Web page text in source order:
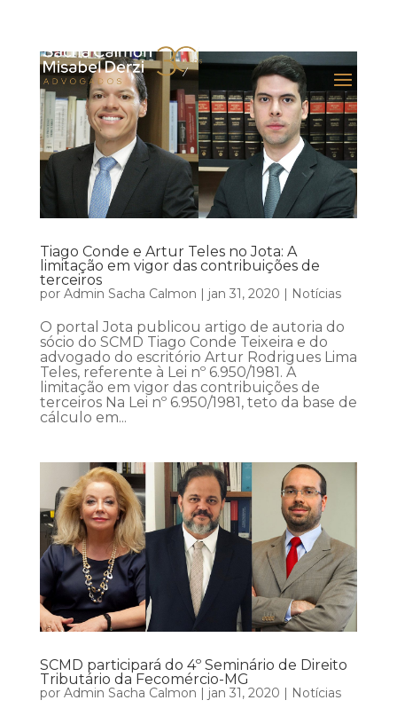
Tiago Conde e Artur Teles no Jota: A
limitação em vigor das contribuições de
terceiros
por Admin Sacha Calmon | jan 31, 2020 | Notícias
O portal Jota publicou artigo de autoria do
sócio do SCMD Tiago Conde Teixeira e do
advogado do escritório Artur Rodrigues Lima
Teles, referente à Lei nº 6.950/1981. A
limitação em vigor das contribuições de
terceiros Na Lei nº 6.950/1981, teto da base de
cálculo em...
SCMD participará do 4º Seminário de Direito
Tributário da Fecomércio-MG
por Admin Sacha Calmon | jan 31, 2020 | Notícias